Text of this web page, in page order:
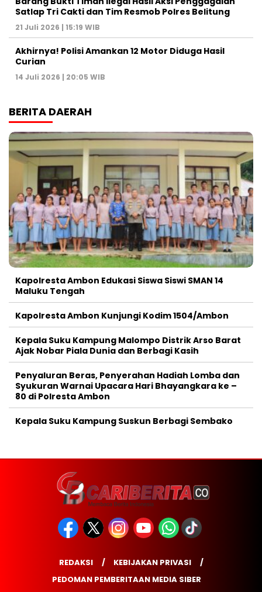
Satlap Tri Cakti dan Tim Resmob Polres Belitung
21 Juli 2026 | 15:19 WIB
Akhirnya! Polisi Amankan 12 Motor Diduga Hasil
Curian
14 Juli 2026 | 20:05 WIB
BERITA DAERAH
Kapolresta Ambon Edukasi Siswa Siswi SMAN 14
Maluku Tengah
Kapolresta Ambon Kunjungi Kodim 1504/Ambon
Kepala Suku Kampung Malompo Distrik Arso Barat
Ajak Nobar Piala Dunia dan Berbagi Kasih
Penyaluran Beras, Penyerahan Hadiah Lomba dan
Syukuran Warnai Upacara Hari Bhayangkara ke –
80 di Polresta Ambon
Kepala Suku Kampung Suskun Berbagi Sembako
REDAKSI
KEBIJAKAN PRIVASI
PEDOMAN PEMBERITAAN MEDIA SIBER